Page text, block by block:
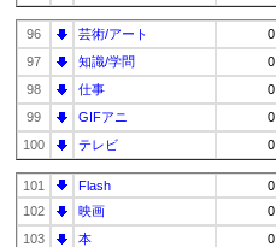
96 芸術/アート
0
97
知識/学問
0
98
仕事
0
99
GIFアニ
0
100
テレビ 0
101 Flash
0
102
映画
0
103
本 0